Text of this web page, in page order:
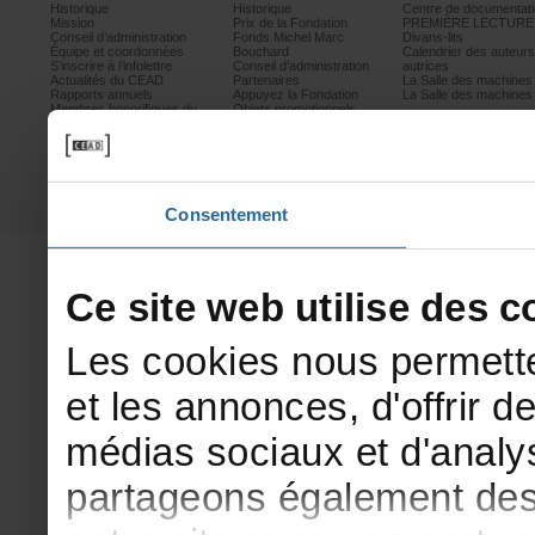
Consentement
Historique
Mission
Conseild’administration
Équipeetcoordonnées
S’inscrireàl’infolettre
ActualitésduCEAD
Rapportsannuels
Membreshonorifiquesdu
Mesurescontrele
harcèlement
Prixetconcours
Historique
PrixdelaFondation
FondsMichelMarc
Bouchard
Conseild’administration
Partenaires
AppuyezlaFondation
Objetspromotionnels
PREMIÈRELECTURE
Divans-lits
autrices